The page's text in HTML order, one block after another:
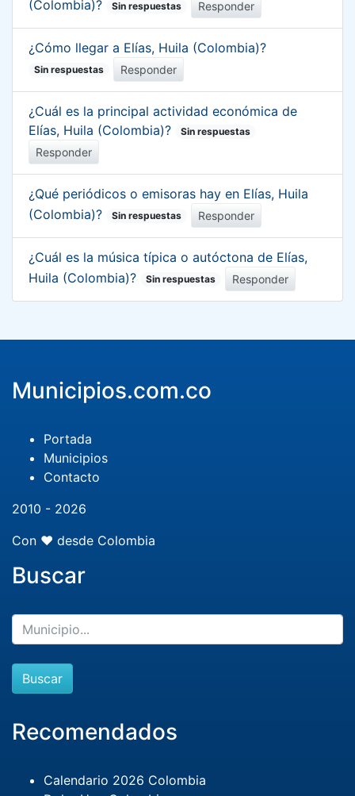
(Colombia)?
Sin respuestas Responder
¿Cómo llegar a Elías, Huila (Colombia)?
Sin respuestas Responder
¿Cuál es la principal actividad económica de
Elías, Huila (Colombia)?
Sin respuestas
Responder
¿Qué periódicos o emisoras hay en Elías, Huila
(Colombia)?
Sin respuestas Responder
¿Cuál es la música típica o autóctona de Elías,
Huila (Colombia)?
Sin respuestas Responder
Municipios.com.co
Portada
Municipios
Contacto
2010 - 2026
Con ❤️ desde Colombia
Buscar
Buscar
Recomendados
Calendario 2026 Colombia